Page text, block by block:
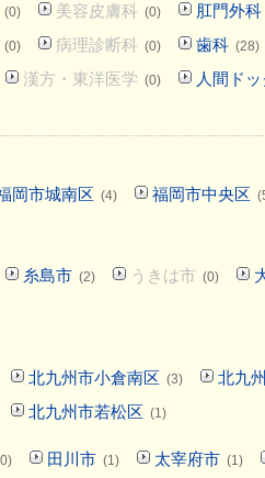
(0) 美容皮膚科 (0) 肛門外科
(0) 病理診断科 (0) 歯科 (28)
漢方・東洋医学 (0) 人間ドッ
岡市城南区 (4) 福岡市中央区
糸島市 (2) うきは市 (0)
北九州市小倉南区 (3) 北九
北九州市若松区 (1)
田川市 (1) 太宰府市 (1)